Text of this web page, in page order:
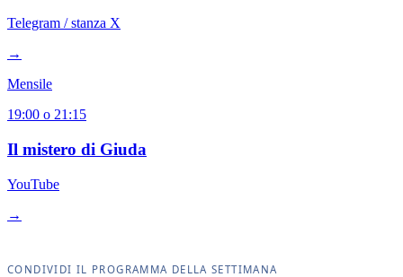
Telegram / stanza X
→
Mensile
19:00 o 21:15
Il mistero di Giuda
YouTube
→
CONDIVIDI IL PROGRAMMA DELLA SETTIMANA